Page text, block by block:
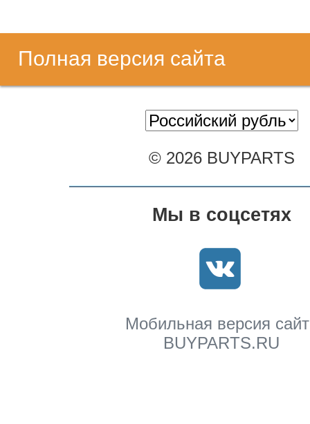
Полная версия сайта
© 2026 BUYPARTS
Мы в соцсетях
Мобильная версия
BUYPARTS.RU